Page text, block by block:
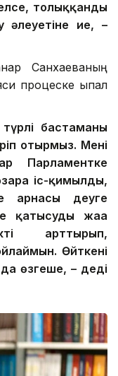
толыққанды
әлеуетіне ие, –
Санхаеваның
процеске ықпал
түрлі бастаманы
отырмыз. Менің
Парламентке
іс-қимылдың,
арнасы деуге
қатысудың жаңа
арттырып,
Өйткені
да өзгеше, – деді